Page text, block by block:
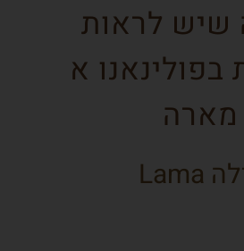
שיש לראות
בפולינאנו א
מארה
לאמה מונקילה Lama